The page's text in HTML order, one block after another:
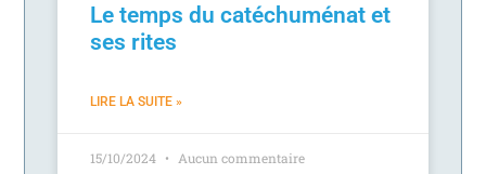
Le temps du catéchuménat et
ses rites
LIRE LA SUITE »
15/10/2024 Aucun commentaire